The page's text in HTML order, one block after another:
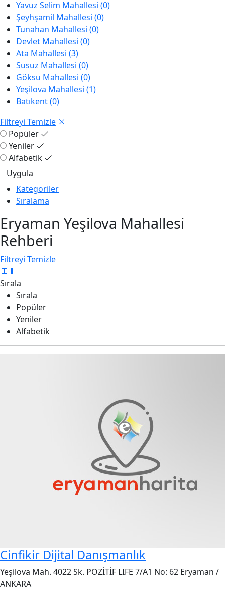
Yavuz Selim Mahallesi (0)
Şeyhşamil Mahallesi (0)
Tunahan Mahallesi (0)
Devlet Mahallesi (0)
Ata Mahallesi (3)
Susuz Mahallesi (0)
Göksu Mahallesi (0)
Yeşilova Mahallesi (1)
Batıkent (0)
Filtreyi Temizle
Popüler
Yeniler
Alfabetik
Kategoriler
Sıralama
Eryaman Yeşilova Mahallesi
Rehberi
Filtreyi Temizle
Sırala
Sırala
Popüler
Yeniler
Alfabetik
Cinfikir Dijital Danışmanlık
Yeşilova Mah. 4022 Sk. POZİTİF LIFE 7/A1 No: 62 Eryaman /
ANKARA